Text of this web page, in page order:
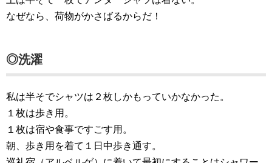
なぜなら、荷物がかさばるからだ！
◎洗濯
私は半そでシャツは２枚しかもっていかなかった。
１枚は歩き用。
１枚は宿や食事ですごす用。
朝、歩き用を着て１日中歩き通す。